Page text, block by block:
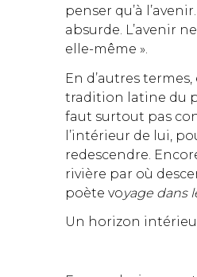
penser qu’à
absurde. L’avenir
elle-même ».
En d’autres
tradition latine du
faut surtout pas
l’intérieur de lui,
redescendre.
rivière par où
poète voyage dans
Un horizon